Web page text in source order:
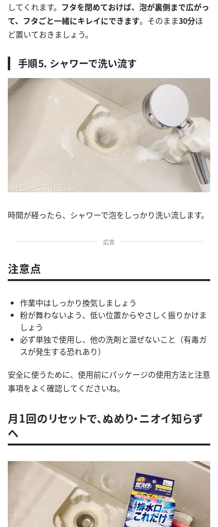
してくれます。 フタを閉めておけば、泡が裏側まで広がっ
て、フタごと一緒にキレイにできます。そのまま30分ほ
ど置いておきましょう。
手順⒌ シャワーで洗い流す
時間が経ったら、シャワーで泡をしっかり洗い流します。
広告
注意点
作業中はしっかり換気しましょう
粉が舞わないよう、低い位置からやさしく振りかけま
しょう
必ず単独で使用し、他の洗剤と混ぜないこと（有毒ガ
スが発生する恐れあり）
安全に使うために、使用前にパッケージの使用方法と注意
事項をよく確認してくださいね。
月1回のリセットで、ぬめり・ニオイ知らず
へ